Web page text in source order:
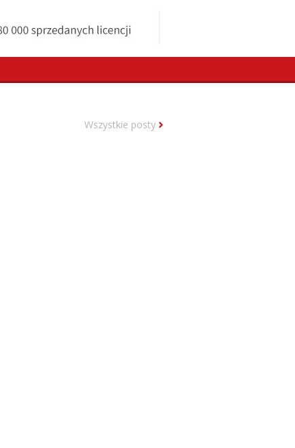
Wszystkie posty